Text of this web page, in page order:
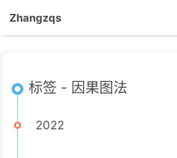
Zhangzqs
标签 - 因果图法
2022